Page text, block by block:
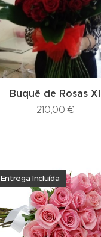
Buquê de Rosas Xl
210,00 €
Entrega Incluída